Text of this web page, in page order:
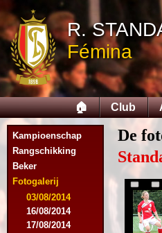
R.
Fémina
🏠 Club
Kampioenschap
Rangschikking
Beker
Fotogalerij
03/08/2014
16/08/2014
17/08/2014
De